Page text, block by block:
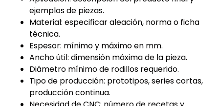
ejemplos de piezas.
Material: especificar aleación, norma o ficha
técnica.
Espesor: mínimo y máximo en mm.
Ancho útil: dimensión máxima de la pieza.
Diámetro mínimo de rodillos requerido.
Tipo de producción: prototipos, series cortas,
producción continua.